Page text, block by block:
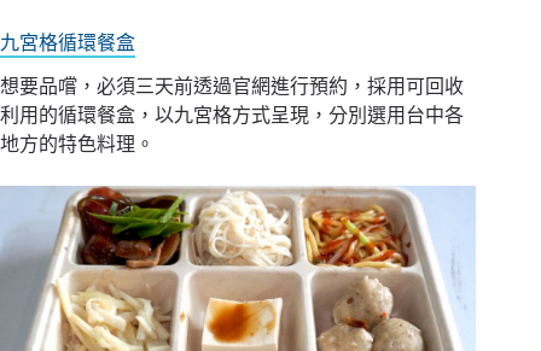
九宮格循環餐盒
想要品嚐，必須三天前透過官網進行預約，採用可回收
利用的循環餐盒，以九宮格方式呈現，分別選用台中各
地方的特色料理。